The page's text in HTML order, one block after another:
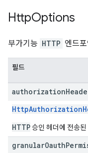
HttpOptions
부가기능 HTTP 엔드
필드
authorization
HTTP승인 헤더에 전송
granularOauth